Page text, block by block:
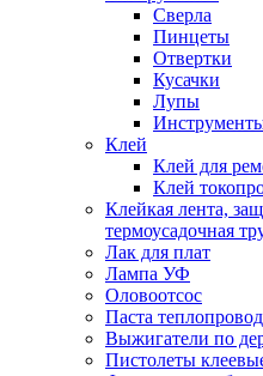
Сверла
Пинцеты
Отвертки
Кусачки
Лупы
Клей
Клей для
Клей
Клейкая лента,
термоусадочная
Лак для плат
Лампа УФ
Оловоотсос
Паста
Выжигатели по
Пистолеты